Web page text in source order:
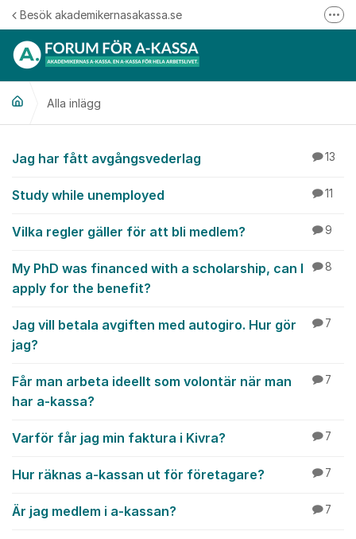
Hoppa till innehåll
Besök akademikernasakassa.se
Alla inlägg
Alla inlägg
Jag har fått avgångsvederlag 13
Study while unemployed 11
Vilka regler gäller för att bli medlem? 9
My PhD was financed with a scholarship, can I
apply for the benefit?
8
Jag vill betala avgiften med autogiro. Hur gör
jag?
7
Får man arbeta ideellt som volontär när man
har a-kassa?
7
Varför får jag min faktura i Kivra? 7
Hur räknas a-kassan ut för företagare? 7
Är jag medlem i a-kassan? 7